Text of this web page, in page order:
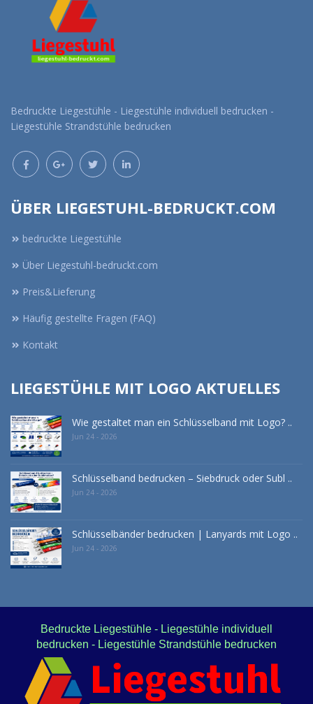
Bedruckte Liegestühle - Liegestühle individuell bedrucken -
Liegestühle Strandstühle bedrucken
ÜBER LIEGESTUHL-BEDRUCKT.COM
bedruckte Liegestühle
Über Liegestuhl-bedruckt.com
Preis&Lieferung
Häufig gestellte Fragen (FAQ)
Kontakt
LIEGESTÜHLE MIT LOGO AKTUELLES
Wie gestaltet man ein Schlüsselband mit Logo? ..
Jun 24 - 2026
Schlüsselband bedrucken – Siebdruck oder Subl ..
Jun 24 - 2026
Schlüsselbänder bedrucken | Lanyards mit Logo ..
Jun 24 - 2026
Bedruckte Liegestühle - Liegestühle individuell
bedrucken - Liegestühle Strandstühle bedrucken